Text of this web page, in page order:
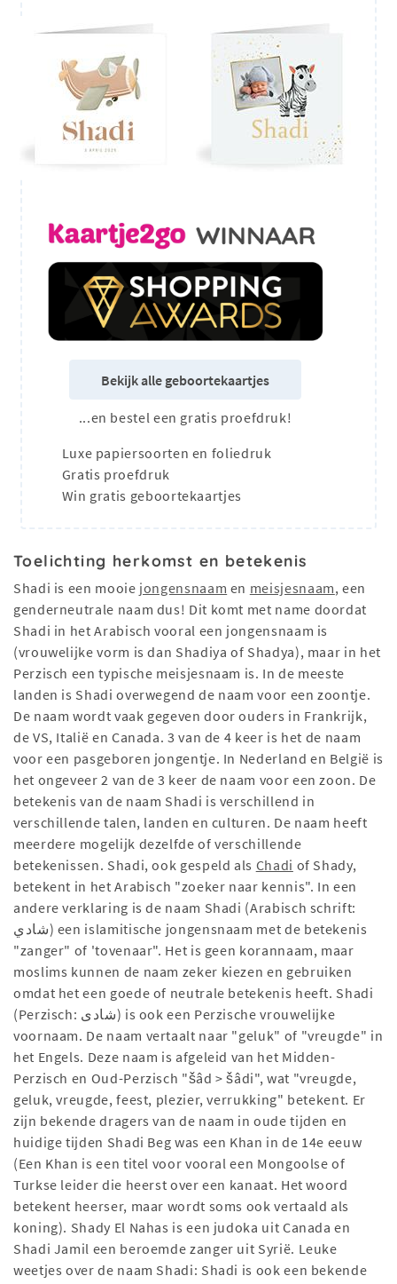
Bekijk alle geboortekaartjes
...en bestel een gratis proefdruk!
Luxe papiersoorten en foliedruk
Gratis proefdruk
Win gratis geboortekaartjes
Toelichting herkomst en betekenis
Shadi is een mooie jongensnaam en meisjesnaam, een
genderneutrale naam dus! Dit komt met name doordat
Shadi in het Arabisch vooral een jongensnaam is
(vrouwelijke vorm is dan Shadiya of Shadya), maar in het
Perzisch een typische meisjesnaam is. In de meeste
landen is Shadi overwegend de naam voor een zoontje.
De naam wordt vaak gegeven door ouders in Frankrijk,
de VS, Italië en Canada. 3 van de 4 keer is het de naam
voor een pasgeboren jongentje. In Nederland en België is
het ongeveer 2 van de 3 keer de naam voor een zoon. De
betekenis van de naam Shadi is verschillend in
verschillende talen, landen en culturen. De naam heeft
meerdere mogelijk dezelfde of verschillende
betekenissen. Shadi, ook gespeld als Chadi of Shady,
betekent in het Arabisch "zoeker naar kennis". In een
andere verklaring is de naam Shadi (Arabisch schrift:
شادي) een islamitische jongensnaam met de betekenis
"zanger" of 'tovenaar". Het is geen korannaam, maar
moslims kunnen de naam zeker kiezen en gebruiken
omdat het een goede of neutrale betekenis heeft. Shadi
(Perzisch: شادی) is ook een Perzische vrouwelijke
voornaam. De naam vertaalt naar "geluk" of "vreugde" in
het Engels. Deze naam is afgeleid van het Midden-
Perzisch en Oud-Perzisch "šâd > šâdi", wat "vreugde,
geluk, vreugde, feest, plezier, verrukking" betekent. Er
zijn bekende dragers van de naam in oude tijden en
huidige tijden Shadi Beg was een Khan in de 14e eeuw
(Een Khan is een titel voor vooral een Mongoolse of
Turkse leider die heerst over een kanaat. Het woord
betekent heerser, maar wordt soms ook vertaald als
koning). Shady El Nahas is een judoka uit Canada en
Shadi Jamil een beroemde zanger uit Syrië. Leuke
weetjes over de naam Shadi: Shadi is ook een bekende